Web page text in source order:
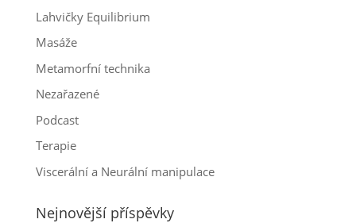
Lahvičky Equilibrium
Masáže
Metamorfní technika
Nezařazené
Podcast
Terapie
Viscerální a Neurální manipulace
Nejnovější příspěvky